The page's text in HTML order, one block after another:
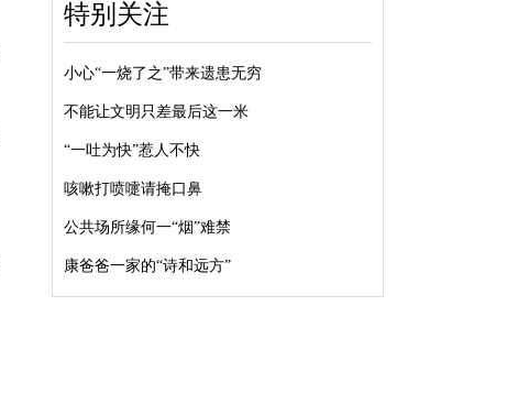
特别关注
小心“一烧了之”带来遗患无穷
不能让文明只差最后这一米
“一吐为快”惹人不快
咳嗽打喷嚏请掩口鼻
公共场所缘何一“烟”难禁
康爸爸一家的“诗和远方”